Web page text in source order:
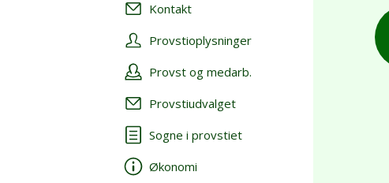
Kontakt
Provstioplysninger
Provst og medarb.
Provstiudvalget
Sogne i provstiet
Økonomi